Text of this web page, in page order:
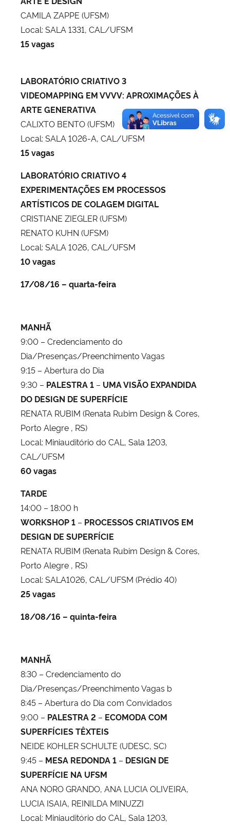
CAMILA ZAPPE (UFSM)
Local: SALA 1331, CAL/UFSM
15 vagas
LABORATÓRIO CRIATIVO 3
VIDEOMAPPING EM VVVV: APROXIMAÇÕES À
ARTE GENERATIVA
CALIXTO BENTO (UFSM)
Local: SALA 1026-A, CAL/UFSM
15 vagas
LABORATÓRIO CRIATIVO 4
EXPERIMENTAÇÕES EM PROCESSOS
ARTÍSTICOS DE COLAGEM DIGITAL
CRISTIANE ZIEGLER (UFSM)
RENATO KUHN (UFSM)
Local: SALA 1026, CAL/UFSM
10 vagas
17/08/16 – quarta-feira
MANHÃ
9:00 – Credenciamento do
Dia/Presenças/Preenchimento Vagas
9:15 – Abertura do Dia
9:30 – PALESTRA 1 – UMA VISÃO EXPANDIDA
DO DESIGN DE SUPERFÍCIE
RENATA RUBIM (Renata Rubim Design & Cores,
Porto Alegre , RS)
Local: Miniauditório do CAL, Sala 1203,
CAL/UFSM
60 vagas
TARDE
14:00 – 18:00 h
WORKSHOP 1 – PROCESSOS CRIATIVOS EM
DESIGN DE SUPERFÍCIE
RENATA RUBIM (Renata Rubim Design & Cores,
Porto Alegre , RS)
Local: SALA1026, CAL/UFSM (Prédio 40)
25 vagas
18/08/16 – quinta-feira
MANHÃ
8:30 – Credenciamento do
Dia/Presenças/Preenchimento Vagas b
8:45 – Abertura do Dia com Convidados
9:00 – PALESTRA 2 – ECOMODA COM
SUPERFÍCIES TÊXTEIS
NEIDE KOHLER SCHULTE (UDESC, SC)
9:45 – MESA REDONDA 1 – DESIGN DE
SUPERFÍCIE NA UFSM
ANA NORO GRANDO, ANA LUCIA OLIVEIRA,
LUCIA ISAIA, REINILDA MINUZZI
Local: Miniauditório do CAL, Sala 1203,